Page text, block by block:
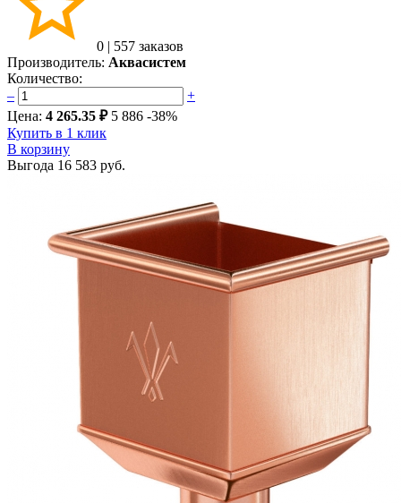
0 | 557 заказов
Производитель: Аквасистем
Количество:
–
+
Цена: 4 265.35 ₽ 5 886 -38%
Купить в 1 клик
В корзину
Выгода 16 583 руб.